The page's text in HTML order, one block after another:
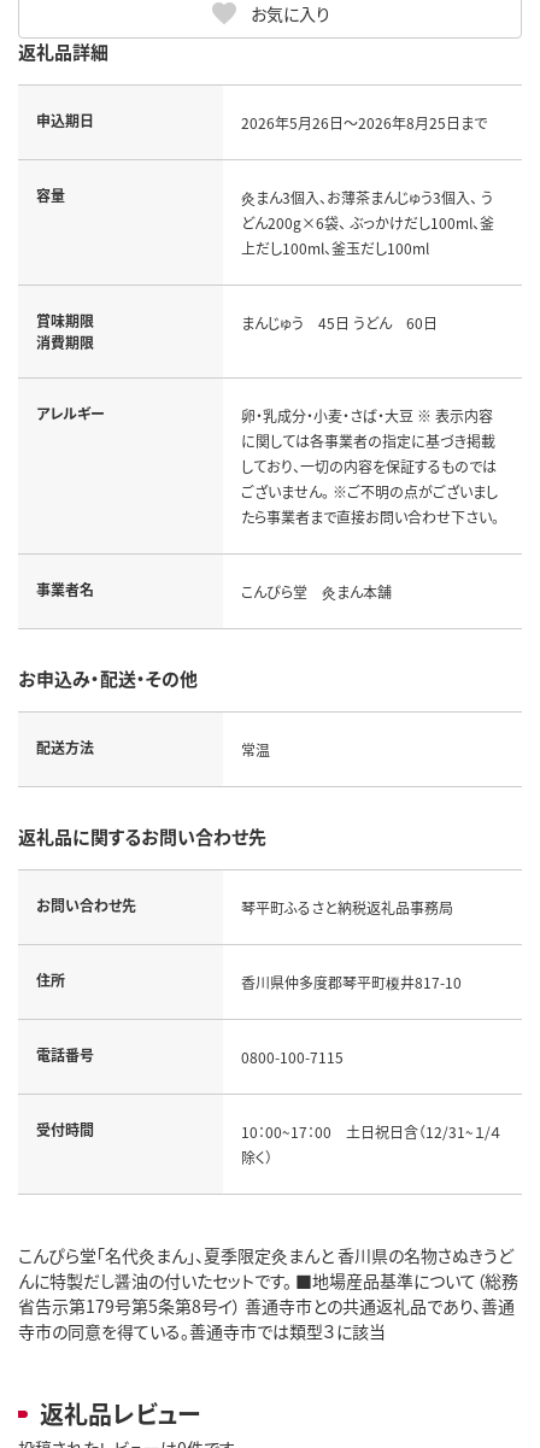
お気に入り
返礼品詳細
申込期日 2026年5月26日～2026年8月25日まで
容量
灸まん3個入、お薄茶まんじゅう3個入、 う
どん200g×6袋、 ぶっかけだし100ml、釜
上だし100ml、釜玉だし100ml
賞味期限
消費期限
まんじゅう 45日 うどん 60日
アレルギー
卵・乳成分・小麦・さば・大豆 ※ 表示内容
に関しては各事業者の指定に基づき掲載
しており、一切の内容を保証するものでは
ございません。 ※ご不明の点がございまし
たら事業者まで直接お問い合わせ下さい。
事業者名 こんぴら堂 灸まん本舗
お申込み・配送・その他
配送方法 常温
返礼品に関するお問い合わせ先
お問い合わせ先 琴平町ふるさと納税返礼品事務局
住所 香川県仲多度郡琴平町榎井817-10
電話番号 0800-100-7115
受付時間
10：00~17：00 土日祝日含（12/31~１/４
除く）
こんぴら堂「名代灸まん」、夏季限定灸まんと 香川県の名物さぬきうど
んに特製だし醤油の付いたセットです。 ■地場産品基準について（総務
省告示第179号第5条第8号イ） 善通寺市との共通返礼品であり、善通
寺市の同意を得ている。善通寺市では類型３に該当
返礼品レビュー